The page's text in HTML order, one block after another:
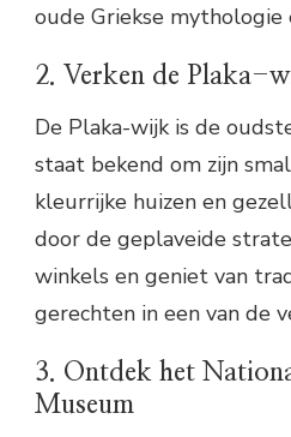
oude Griekse mythologie
2. Verken de Plaka-
De Plaka-wijk is de
staat bekend om zijn
kleurrijke huizen en
door de geplaveide
winkels en geniet van
gerechten in een van de
3. Ontdek het
Museum